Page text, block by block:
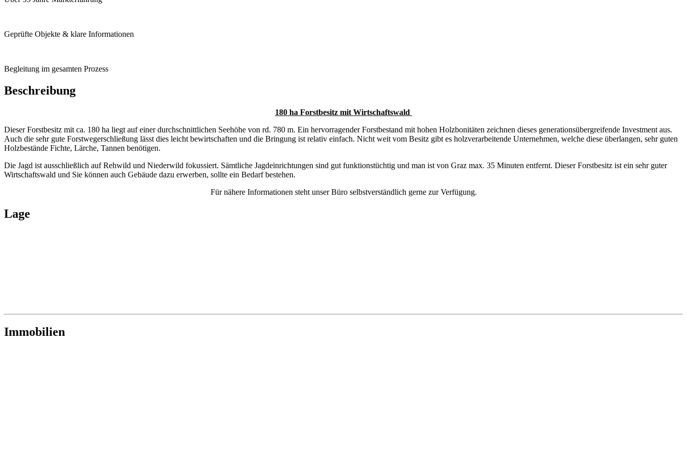
Geprüfte Objekte & klare Informationen
Begleitung im gesamten Prozess
Beschreibung
180 ha Forstbesitz mit Wirtschaftswald
Dieser Forstbesitz mit ca. 180 ha liegt auf einer durchschnittlichen Seehöhe von rd. 780 m. Ein hervorragender Forstbestand mit hohen Holzbonitäten zeichnen dieses generationsübergreifende Investment aus.
Auch die sehr gute Forstwegerschließung lässt dies leicht bewirtschaften und die Bringung ist relativ einfach. Nicht weit vom Besitz gibt es holzverarbeitende Unternehmen, welche diese überlangen, sehr guten
Holzbestände Fichte, Lärche, Tannen benötigen.
Die Jagd ist ausschließlich auf Rehwild und Niederwild fokussiert. Sämtliche Jagdeinrichtungen sind gut funktionstüchtig und man ist von Graz max. 35 Minuten entfernt. Dieser Forstbesitz ist ein sehr guter
Wirtschaftswald und Sie können auch Gebäude dazu erwerben, sollte ein Bedarf bestehen.
Für nähere Informationen steht unser Büro selbstverständlich gerne zur Verfügung.
Lage
Immobilien